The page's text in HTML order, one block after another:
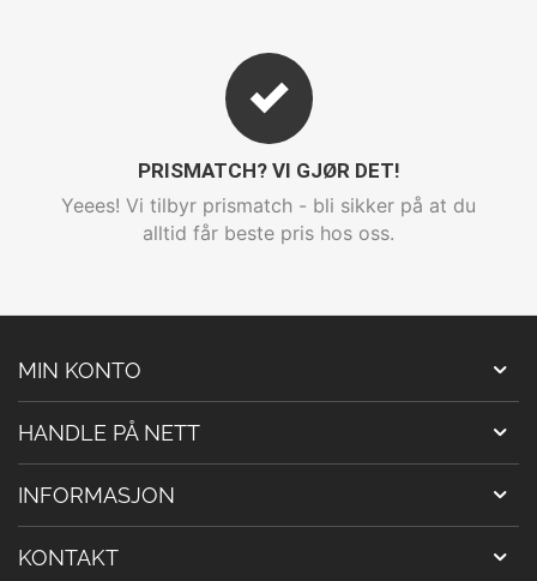
PRISMATCH? VI GJØR DET!
Yeees! Vi tilbyr prismatch - bli sikker på at du
alltid får beste pris hos oss.
MIN KONTO
HANDLE PÅ NETT
INFORMASJON
KONTAKT